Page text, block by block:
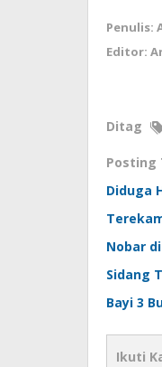
Penulis:
Editor:
Ditag
Posting
Diduga
Nobar
Sidang
Bayi 3
Ikuti